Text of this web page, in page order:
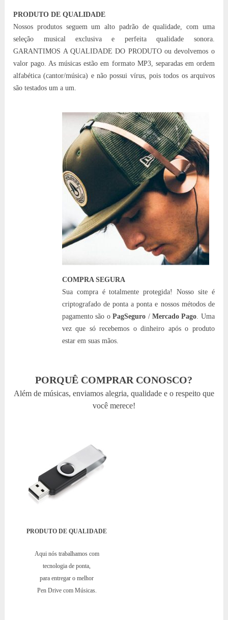
PRODUTO DE QUALIDADE
Nossos produtos seguem um alto padrão de qualidade, com uma
seleção musical exclusiva e perfeita qualidade sonora.
GARANTIMOS A QUALIDADE DO PRODUTO ou devolvemos o
valor pago. As músicas estão em formato MP3, separadas em ordem
alfabética (cantor/música) e não possui vírus, pois todos os arquivos
são testados um a um.
COMPRA SEGURA
Sua compra é totalmente protegida! Nosso site é
criptografado de ponta a ponta e nossos métodos de
pagamento são oPagSeguro /Mercado Pago . Uma
vez que só recebemos o dinheiro após o produto
estar em suas mãos.
PORQUÊ COMPRAR CONOSCO?
Além de músicas, enviamos alegria, qualidade e o respeito que
você merece!
PRODUTO DE QUALIDADE
Aqui nós trabalhamos com
tecnologia de ponta,
para entregar o melhor
Pen Drive com Músicas.